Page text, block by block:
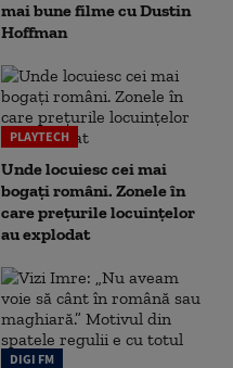
mai bune filme cu Dustin
Hoffman
PLAYTECH
Unde locuiesc cei mai
bogați români. Zonele în
care prețurile locuințelor
au explodat
DIGI FM